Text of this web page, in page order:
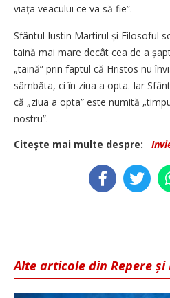
viața veacului ce va să fie”.
Sfântul Iustin Martirul și Filosoful
taină mai mare decât cea de a
„taină” prin faptul că Hristos nu
sâmbăta, ci în ziua a opta. Iar
că „ziua a opta” este numită
nostru”.
Citeşte mai multe despre:
Alte articole din Repere și